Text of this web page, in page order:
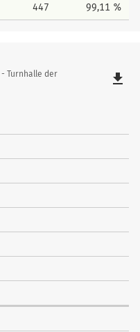
447 99,11 %
Turnhalle der
file_download